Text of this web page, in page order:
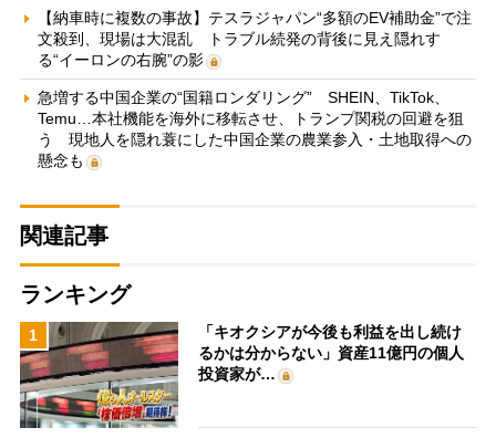
【納車時に複数の事故】テスラジャパン“多額のEV補助金”で注
文殺到、現場は大混乱 トラブル続発の背後に見え隠れす
る“イーロンの右腕”の影
急増する中国企業の“国籍ロンダリング” SHEIN、TikTok、
Temu…本社機能を海外に移転させ、トランプ関税の回避を狙
う 現地人を隠れ蓑にした中国企業の農業参入・土地取得への
懸念も
関連記事
ランキング
1
「キオクシアが今後も利益を出し続け
るかは分からない」資産11億円の個人
投資家が…